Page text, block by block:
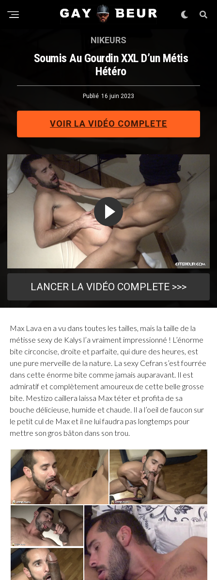
LANCER LA VIDÉO COMPLETE >>>
NIKEURS
Soumis Au Gourdin XXL D’un Métis
Hétéro
Publié 16 juin 2023
VOIR LA VIDÉO COMPLETE
Max Lava en a vu dans toutes les tailles, mais la taille de la
métisse sexy de Kalys l’a vraiment impressionné ! L’énorme
bite circoncise, droite et parfaite, qui dure des heures, est
une pure merveille de la nature. La sexy Cefran s’est fourrée
dans cette énorme bite comme jamais auparavant. Il est
admiratif et complètement amoureux de cette belle grosse
bite. Mestizo caillera laissa Max téter et profita de sa
bouche délicieuse, humide et chaude. Il a l’oeil de faucon sur
le petit cul de Max et il ne lui faudra pas longtemps pour
mettre son gros bâton dans son trou.